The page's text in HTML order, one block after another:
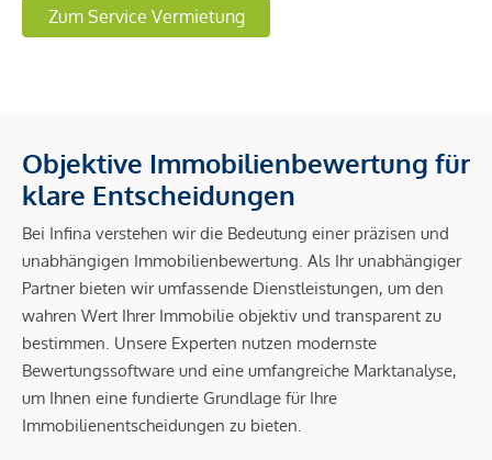
Zum Service Vermietung
Objektive Immobilienbewertung für
klare Entscheidungen
Bei Infina verstehen wir die Bedeutung einer präzisen und
unabhängigen Immobilienbewertung. Als Ihr unabhängiger
Partner bieten wir umfassende Dienstleistungen, um den
wahren Wert Ihrer Immobilie objektiv und transparent zu
bestimmen. Unsere Experten nutzen modernste
Bewertungssoftware und eine umfangreiche Marktanalyse,
um Ihnen eine fundierte Grundlage für Ihre
Immobilienentscheidungen zu bieten.